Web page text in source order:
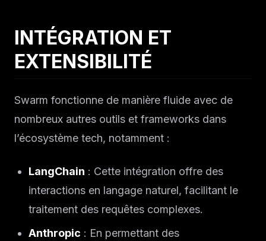
INTÉGRATION ET
EXTENSIBILITÉ
Swarm fonctionne de manière fluide avec de
nombreux autres outils et frameworks dans
l’écosystème tech, notamment :
LangChain : Cette intégration offre des
interactions en langage naturel, facilitant le
traitement des requêtes complexes.
Anthropic : En permettant des